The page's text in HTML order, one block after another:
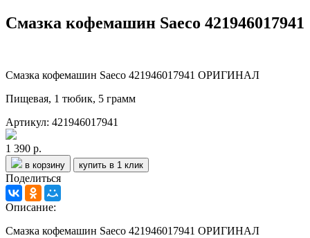
Смазка кофемашин Saeco 421946017941
Смазка кофемашин Saeco 421946017941 ОРИГИНАЛ
Пищевая, 1 тюбик, 5 грамм
Артикул: 421946017941
1 390 р.
в корзину купить в 1 клик
Поделиться
Описание:
Смазка кофемашин Saeco 421946017941 ОРИГИНАЛ